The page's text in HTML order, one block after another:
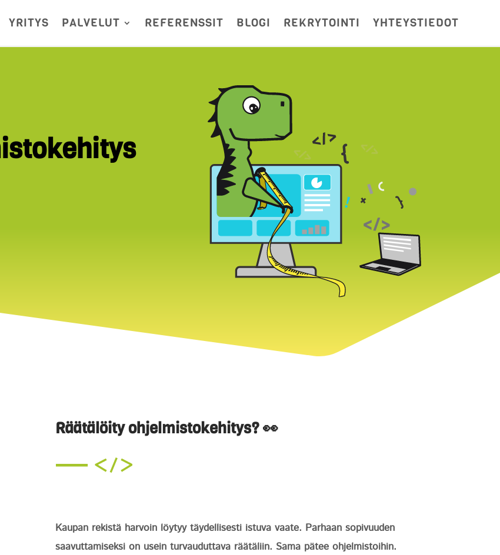
YRITYS PALVELUT REFERENSSIT BLOGI REKRYTOINTI YHTEYSTIEDOT
Räätälöity ohjelmistokehitys? 👀
Kaupan rekistä harvoin löytyy täydellisesti istuva vaate. Parhaan sopivuuden
saavuttamiseksi on usein turvauduttava räätäliin. Sama pätee ohjelmistoihin.